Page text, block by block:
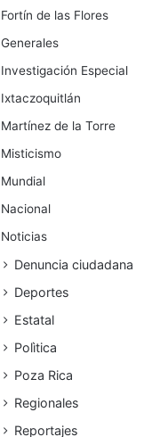
Fortín de las Flores
Generales
Investigación Especial
Ixtaczoquitlán
Martínez de la Torre
Misticismo
Mundial
Nacional
Noticias
Denuncia ciudadana
Deportes
Estatal
Polìtica
Poza Rica
Regionales
Reportajes